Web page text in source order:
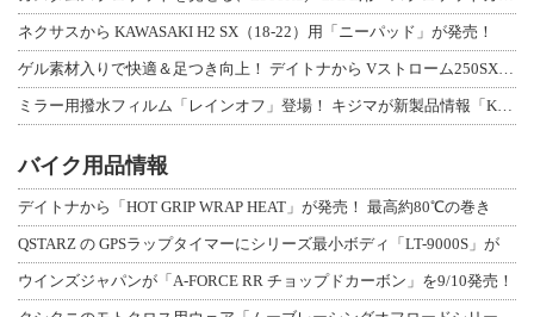
ネクサスから KAWASAKI H2 SX（18-22）用「ニーパッド」が発売！
バイク用品情報
デイトナから「HOT GRIP WRAP HEAT」が発売！ 最高約80℃の巻き
QSTARZ の GPSラップタイマーにシリーズ最小ボディ「LT-9000S」が
ウインズジャパンが「A-FORCE RR チョップドカーボン」を9/10発売！